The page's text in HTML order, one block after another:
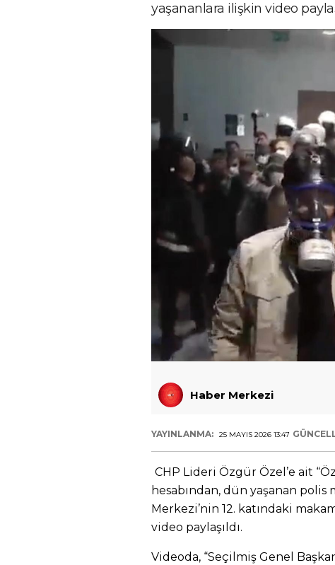
yaşananlara ilişkin video
Haber Merkezi
YAYINLANMA: 25 MAYIS 2026 13:47
CHP Lideri Özgür Özel’e ait
hesabından, dün yaşanan polis
Merkezi’nin 12. katındaki
video paylaşıldı.
Videoda, “Seçilmiş Genel